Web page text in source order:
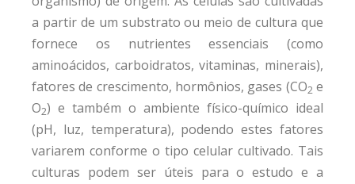
a partir de um substrato ou meio de cultura que
fornece os nutrientes essenciais (como
aminoácidos, carboidratos, vitaminas, minerais),
fatores de crescimento, hormônios, gases (CO2 e
O2) e também o ambiente físico-químico ideal
(pH, luz, temperatura), podendo estes fatores
variarem conforme o tipo celular cultivado. Tais
culturas podem ser úteis para o estudo e a